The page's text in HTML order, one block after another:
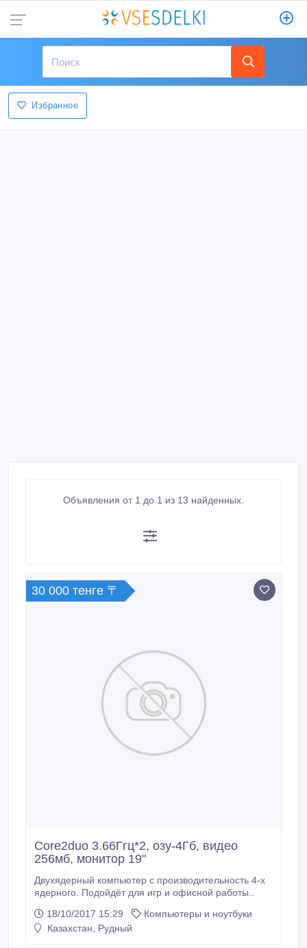
Избранное
Объявления от 1 до 1 из 13 найденных.
30 000 тенге 〒
Core2duo 3.66Ггц*2, озу-4Гб, видео
256мб, монитор 19"
Двухядерный компьютер с производительность 4-х
ядерного. Подойдёт для игр и офисной работы..
18/10/2017 15:29
Компьютеры и ноутбуки
Казахстан, Рудный